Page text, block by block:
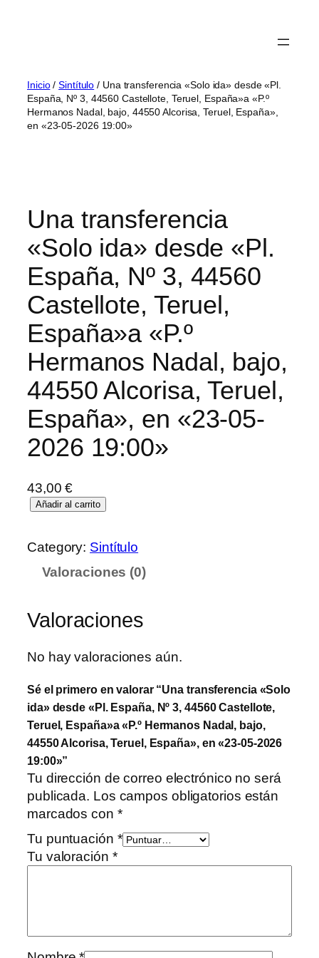
Inicio/Sintítulo / Una transferencia «Solo ida» desde «Pl.
España, Nº 3, 44560 Castellote, Teruel, España»a «P.º
Hermanos Nadal, bajo, 44550 Alcorisa, Teruel, España»,
en «23-05-2026 19:00»
Una transferencia
«Solo ida» desde «Pl.
España, Nº 3, 44560
Castellote, Teruel,
España»a «P.º
Hermanos Nadal, bajo,
44550 Alcorisa, Teruel,
España», en «23-05-
2026 19:00»
43,00€
Añadir al carrito
Category: Sintítulo
Valoraciones (0)
Valoraciones
No hay valoraciones aún.
Sé el primero en valorar “Una transferencia «Solo
ida» desde «Pl. España, Nº 3, 44560 Castellote,
Teruel, España»a «P.º Hermanos Nadal, bajo,
44550 Alcorisa, Teruel, España», en «23-05-2026
19:00»”
Tu dirección de correo electrónico no será
publicada. Los campos obligatorios están
marcados con *
Tu puntuación *
Tu valoración *